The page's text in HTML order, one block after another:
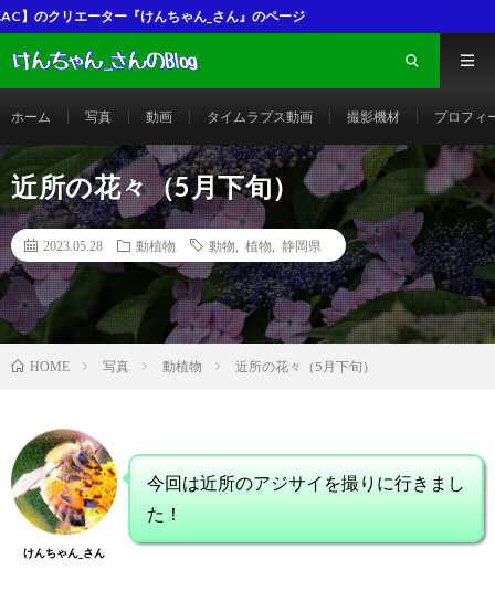
ページ
ホーム 写真 動画 タイムラプス動画 撮影機材 プロフィ
近所の花々（5月下旬）
2023.05.28 動植物 動物 植物 静岡県
HOME 写真 動植物 近所の花々（5月下旬）
けんちゃん_さん
今回は近所のアジサイを撮りに行きまし
た！